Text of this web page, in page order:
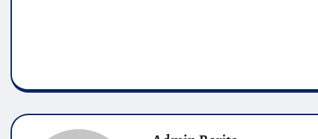
“Akibat kebakaran tersebut, satu unit rumah
Supra Fit, alhamdulillah tidak ada korban jiwa
Admin Berita